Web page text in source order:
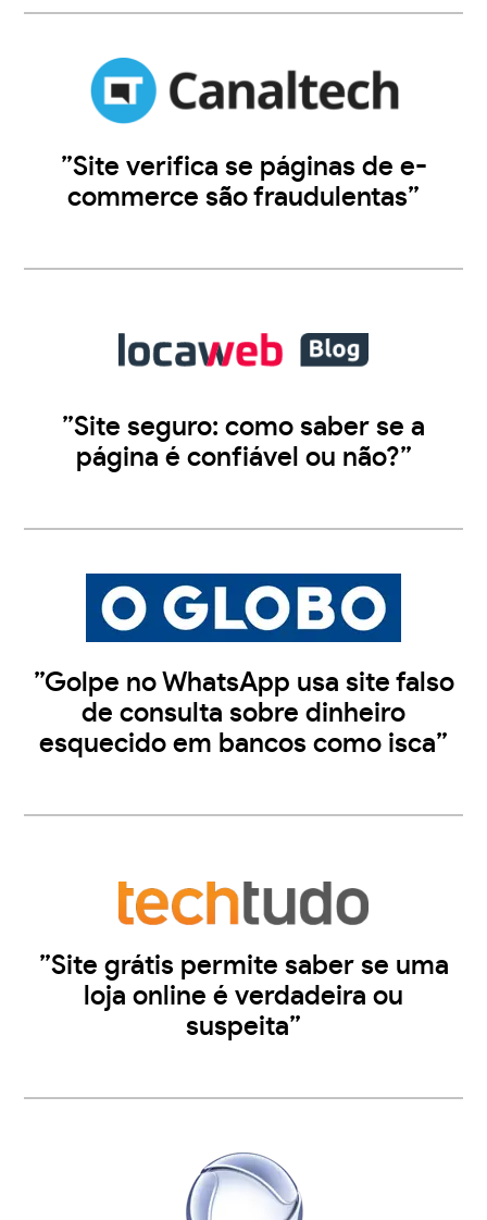
”Site verifica se páginas de e-
commerce são fraudulentas”
”Site seguro: como saber se a
página é confiável ou não?”
”Golpe no WhatsApp usa site falso
de consulta sobre dinheiro
esquecido em bancos como isca”
”Site grátis permite saber se uma
loja online é verdadeira ou
suspeita”